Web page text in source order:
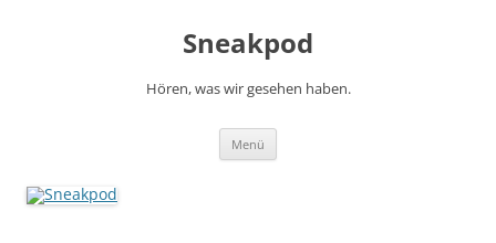
Sneakpod
Hören, was wir gesehen haben.
Menü